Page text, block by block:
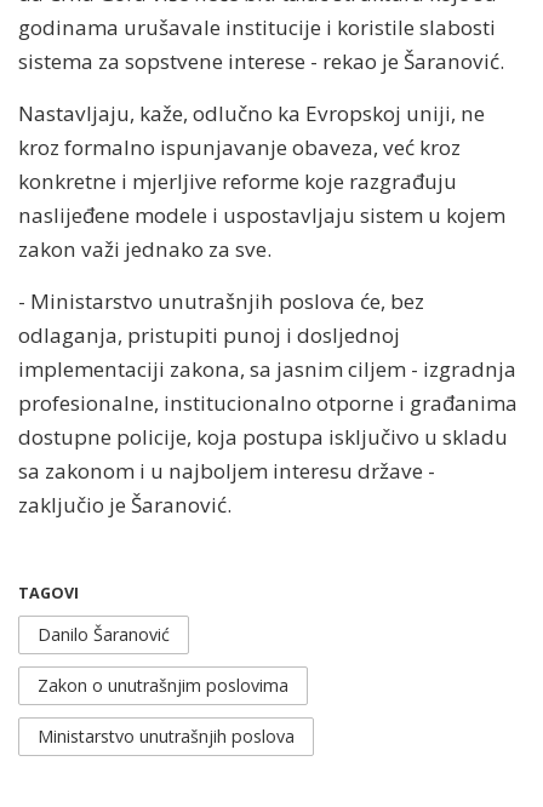
godinama urušavale institucije i koristile slabosti
sistema za sopstvene interese - rekao je Šaranović.
Nastavljaju, kaže, odlučno ka Evropskoj uniji, ne
kroz formalno ispunjavanje obaveza, već kroz
konkretne i mjerljive reforme koje razgrađuju
naslijeđene modele i uspostavljaju sistem u kojem
zakon važi jednako za sve.
- Ministarstvo unutrašnjih poslova će, bez
odlaganja, pristupiti punoj i dosljednoj
implementaciji zakona, sa jasnim ciljem - izgradnja
profesionalne, institucionalno otporne i građanima
dostupne policije, koja postupa isključivo u skladu
sa zakonom i u najboljem interesu države -
zaključio je Šaranović.
TAGOVI
Danilo Šaranović
Zakon o unutrašnjim poslovima
Ministarstvo unutrašnjih poslova